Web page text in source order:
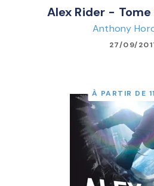
Alex Rider -
Anthony
27/09/
À PARTIR DE